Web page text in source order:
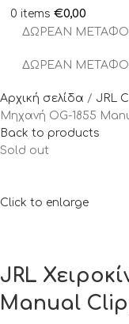
0 items €0,00
ΔΩΡΕΑΝ
ΔΩΡΕΑΝ
Αρχική σελίδα JRL
Μηχανή OG-1855
Back to products
Sold out
Click to enlarge
JRL
Manual